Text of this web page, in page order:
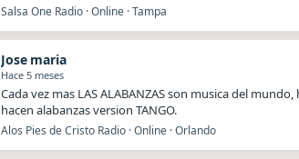
Salsa One Radio · Online · Tampa
Jose maria
Hace 5 meses
Cada vez mas LAS ALABANZAS son musica del mundo,
hacen alabanzas version TANGO.
Alos Pies de Cristo Radio · Online · Orlando